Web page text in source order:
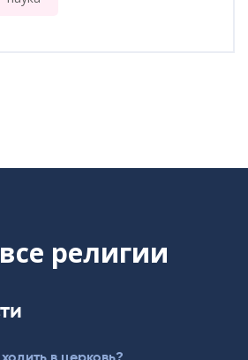
религии